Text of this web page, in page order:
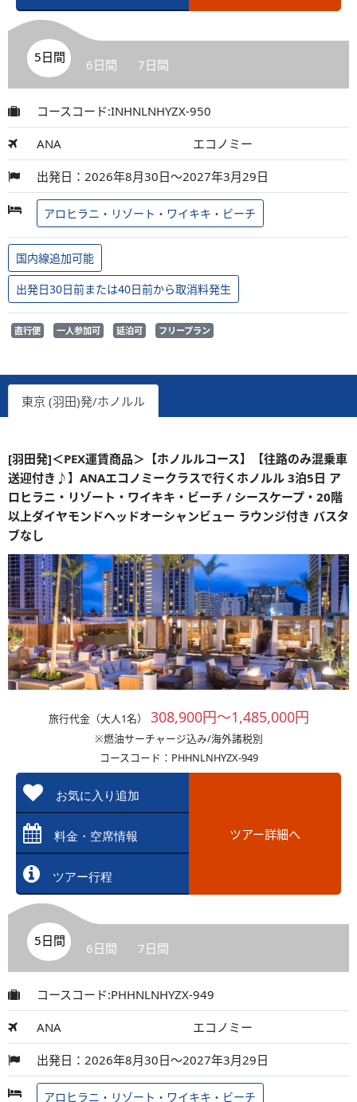
5日間 6日間 7日間
コースコード:INHNLNHYZX-950
ANA エコノミー
出発日：2026年8月30日～2027年3月29日
アロヒラニ・リゾート・ワイキキ・ビーチ
国内線追加可能
出発日30日前または40日前から取消料発生
直行便 一人参加可 延泊可 フリープラン
東京 (羽田)発/ホノルル
[羽田発]＜PEX運賃商品＞【ホノルルコース】【往路のみ混乗車
送迎付き♪】ANAエコノミークラスで行くホノルル 3泊5日 ア
ロヒラニ・リゾート・ワイキキ・ビーチ / シースケープ・20階
以上ダイヤモンドヘッドオーシャンビュー ラウンジ付き バスタ
ブなし
旅行代金（大人1名） 308,900円～1,485,000円
※燃油サーチャージ込み/海外諸税別
コースコード：PHHNLNHYZX-949
お気に入り追加
料金・空席情報
ツアー行程
ツアー詳細へ
5日間 6日間 7日間
コースコード:PHHNLNHYZX-949
ANA エコノミー
出発日：2026年8月30日～2027年3月29日
アロヒラニ・リゾート・ワイキキ・ビーチ